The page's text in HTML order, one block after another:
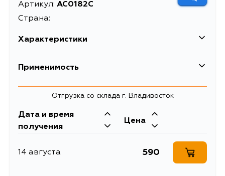
Артикул: AC0182C
Страна:
Характеристики
Описание
Применимость
Отгрузка со склада г. Владивосток
Дата и время
получения
Цена
14 августа 590